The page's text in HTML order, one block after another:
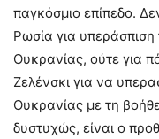
παγκόσμιο επίπεδο.
Ρωσία για
Ουκρανίας, ούτε για
Ζελένσκι για να
Ουκρανίας με τη
δυστυχώς, είναι ο